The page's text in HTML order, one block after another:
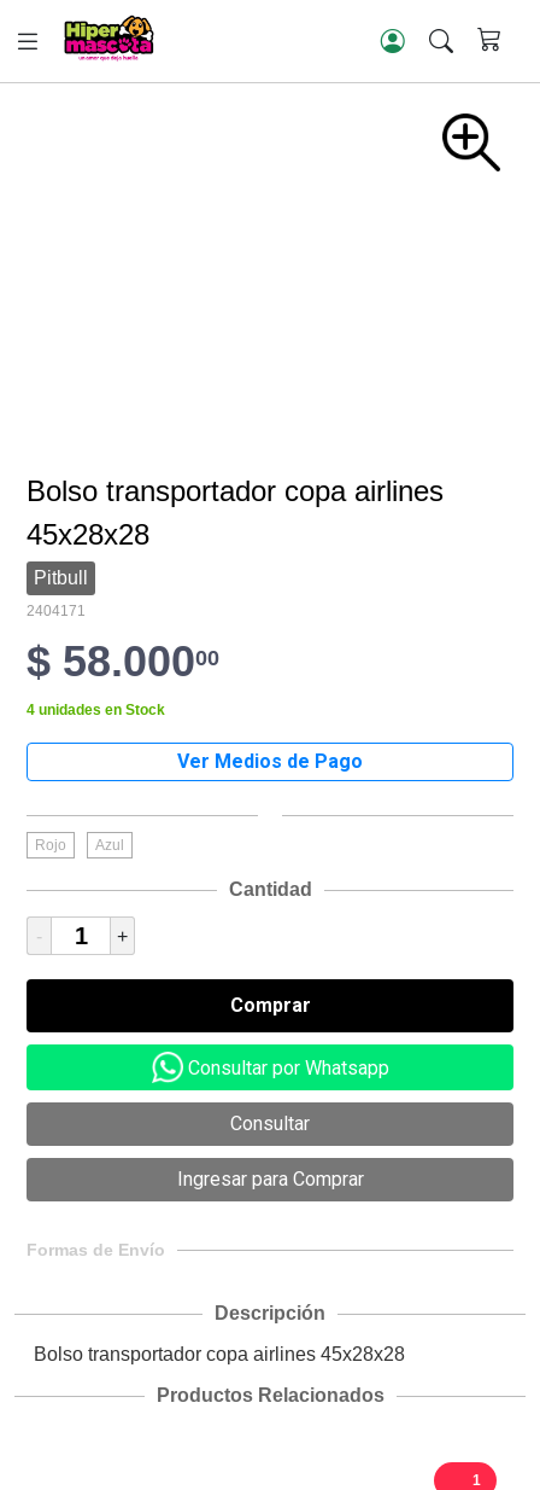
Bolso transportador copa airlines
45x28x28
Pitbull
2404171
$ 58.00000
4 unidades en Stock
Rojo Azul
Cantidad
- +
Consultar por Whatsapp
Formas de Envío
Descripción
Bolso transportador copa airlines 45x28x28
Productos Relacionados
1